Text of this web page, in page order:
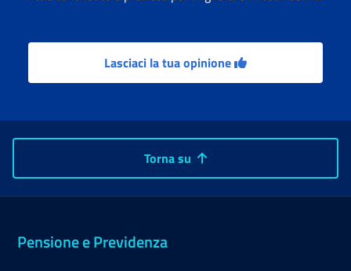
Lasciaci la tua opinione
Torna su
Pensione e Previdenza